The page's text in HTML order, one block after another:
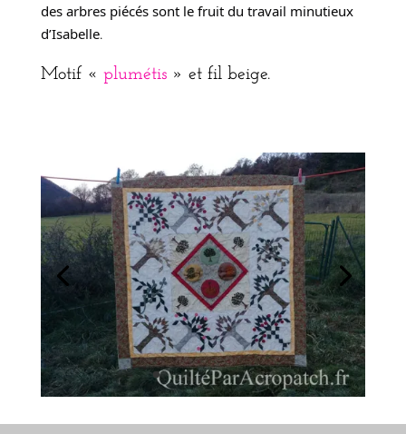
des arbres piécés sont le fruit du travail minutieux
d’Isabelle.
Motif « plumétis» et fil beige.